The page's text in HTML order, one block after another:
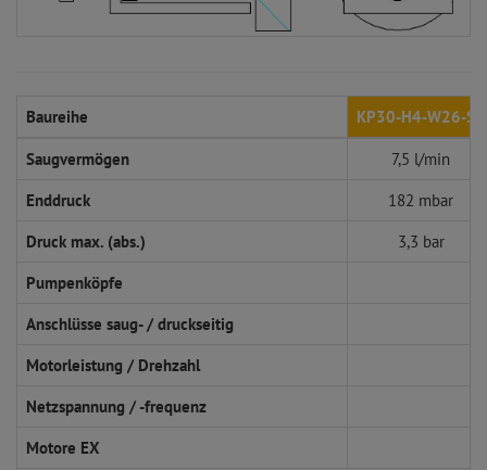
Baureihe KP30-H4-W26-SP
Saugvermögen
7,5 l/min
Enddruck
182 mbar
Druck max. (abs.)
3,3 bar
Pumpenköpfe
Anschlüsse saug- / druckseitig
Motorleistung / Drehzahl
Netzspannung / -frequenz
Motore EX